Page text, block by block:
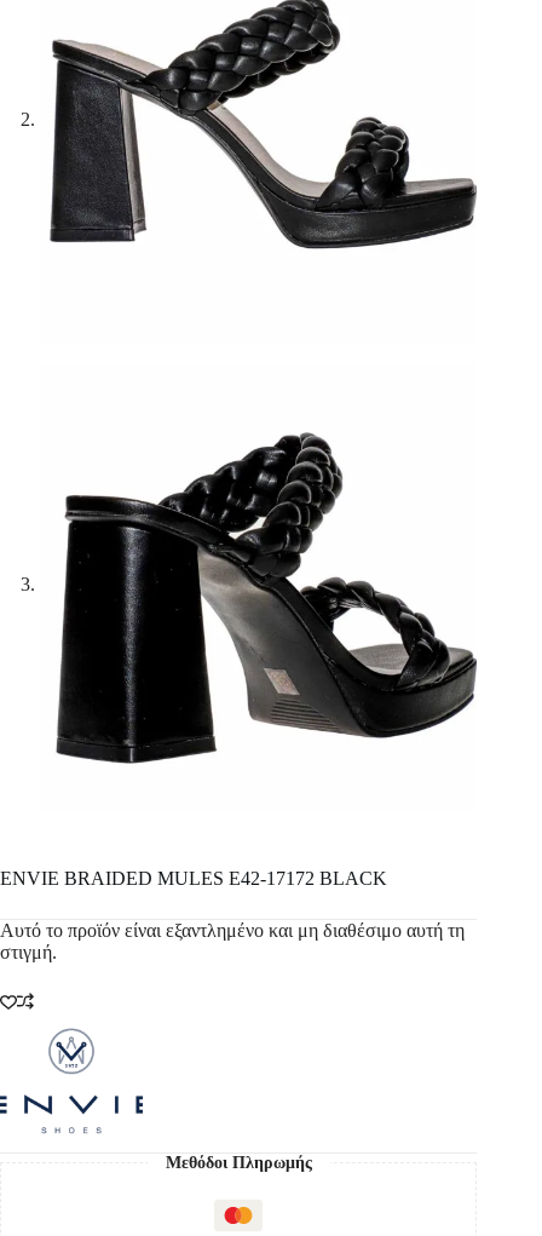
ENVIE BRAIDED MULES E42-17172 BLACK
Αυτό το προϊόν είναι εξαντλημένο και μη διαθέσιμο αυτή τη
στιγμή.
Μεθόδοι Πληρωμής